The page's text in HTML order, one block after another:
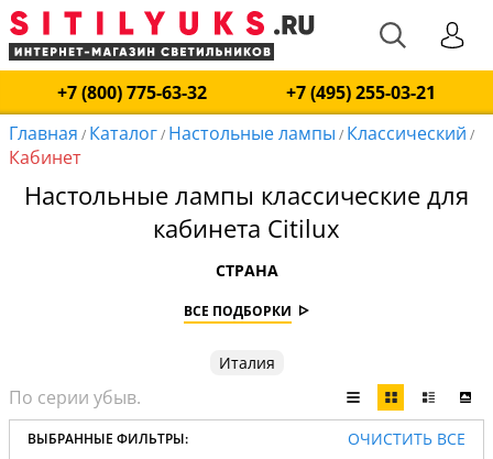
+7 (800) 775-63-32
+7 (495) 255-03-21
Главная / Каталог/ Настольные лампы / Классический /
Кабинет
Настольные лампы классические для
кабинета Citilux
СТРАНА
ВСЕ ПОДБОРКИ
Италия
ВЫБРАННЫЕ ФИЛЬТРЫ: ОЧИСТИТЬ ВСЕ